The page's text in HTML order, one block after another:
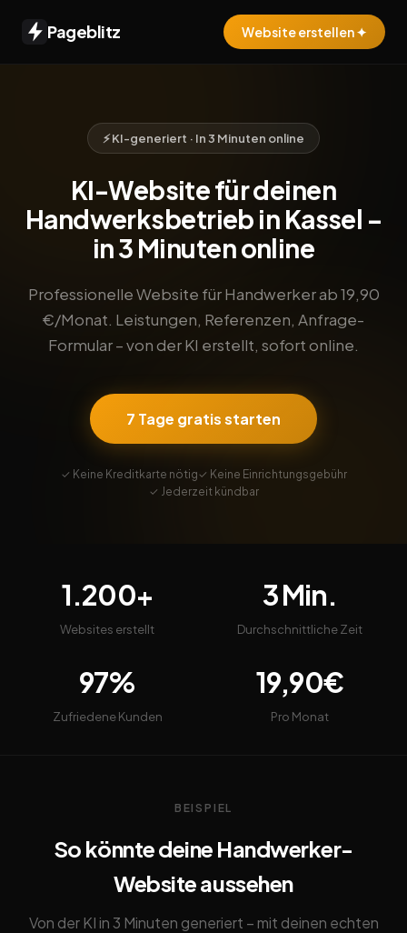
Pageblitz Website erstellen ✦
⚡ KI-generiert · In 3 Minuten online
KI-Website für deinen
Handwerksbetrieb in Kassel –
in 3 Minuten online
Professionelle Website für Handwerker ab 19,90
€/Monat. Leistungen, Referenzen, Anfrage-
Formular – von der KI erstellt, sofort online.
7 Tage gratis starten
✓ Keine Kreditkarte nötig✓ Keine Einrichtungsgebühr
✓ Jederzeit kündbar
1.200+
Websites erstellt
3 Min.
Durchschnittliche Zeit
97%
Zufriedene Kunden
19,90€
Pro Monat
BEISPIEL
So könnte deine Handwerker-
Website aussehen
Von der KI in 3 Minuten generiert – mit deinen echten